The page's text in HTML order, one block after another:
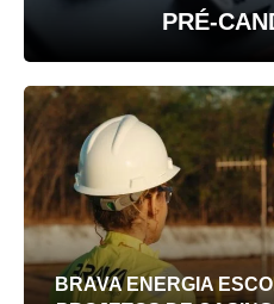
PRÉ-
BRAVA ENERGIA